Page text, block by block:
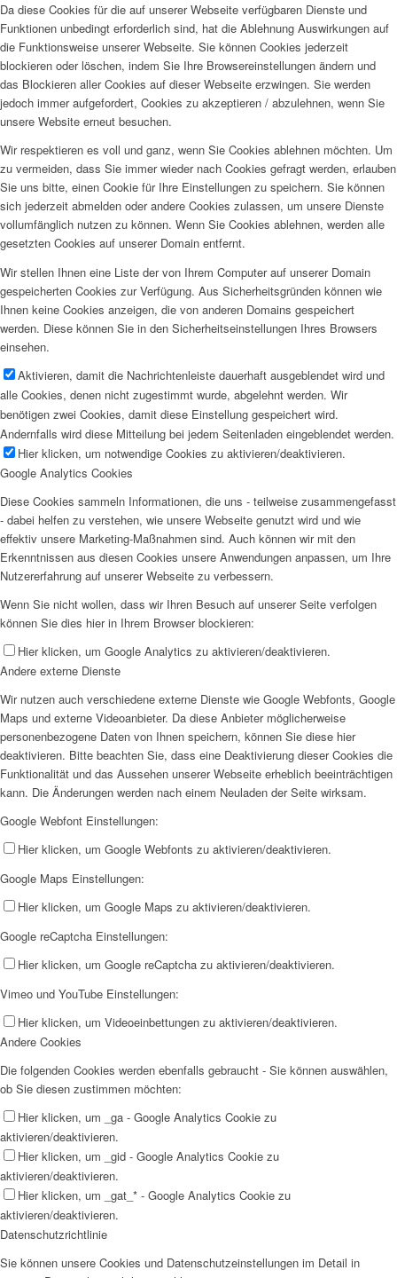
Da diese Cookies für die auf unserer Webseite verfügbaren Dienste und
Funktionen unbedingt erforderlich sind, hat die Ablehnung Auswirkungen auf
die Funktionsweise unserer Webseite. Sie können Cookies jederzeit
blockieren oder löschen, indem Sie Ihre Browsereinstellungen ändern und
das Blockieren aller Cookies auf dieser Webseite erzwingen. Sie werden
jedoch immer aufgefordert, Cookies zu akzeptieren / abzulehnen, wenn Sie
unsere Website erneut besuchen.
Wir respektieren es voll und ganz, wenn Sie Cookies ablehnen möchten. Um
zu vermeiden, dass Sie immer wieder nach Cookies gefragt werden, erlauben
Sie uns bitte, einen Cookie für Ihre Einstellungen zu speichern. Sie können
sich jederzeit abmelden oder andere Cookies zulassen, um unsere Dienste
vollumfänglich nutzen zu können. Wenn Sie Cookies ablehnen, werden alle
gesetzten Cookies auf unserer Domain entfernt.
Wir stellen Ihnen eine Liste der von Ihrem Computer auf unserer Domain
gespeicherten Cookies zur Verfügung. Aus Sicherheitsgründen können wie
Ihnen keine Cookies anzeigen, die von anderen Domains gespeichert
werden. Diese können Sie in den Sicherheitseinstellungen Ihres Browsers
einsehen.
Aktivieren, damit die Nachrichtenleiste dauerhaft ausgeblendet wird und
alle Cookies, denen nicht zugestimmt wurde, abgelehnt werden. Wir
benötigen zwei Cookies, damit diese Einstellung gespeichert wird.
Andernfalls wird diese Mitteilung bei jedem Seitenladen eingeblendet werden.
Hier klicken, um notwendige Cookies zu aktivieren/deaktivieren.
Google Analytics Cookies
Diese Cookies sammeln Informationen, die uns - teilweise zusammengefasst
- dabei helfen zu verstehen, wie unsere Webseite genutzt wird und wie
effektiv unsere Marketing-Maßnahmen sind. Auch können wir mit den
Erkenntnissen aus diesen Cookies unsere Anwendungen anpassen, um Ihre
Nutzererfahrung auf unserer Webseite zu verbessern.
Wenn Sie nicht wollen, dass wir Ihren Besuch auf unserer Seite verfolgen
können Sie dies hier in Ihrem Browser blockieren:
Hier klicken, um Google Analytics zu aktivieren/deaktivieren.
Andere externe Dienste
Wir nutzen auch verschiedene externe Dienste wie Google Webfonts, Google
Maps und externe Videoanbieter. Da diese Anbieter möglicherweise
personenbezogene Daten von Ihnen speichern, können Sie diese hier
deaktivieren. Bitte beachten Sie, dass eine Deaktivierung dieser Cookies die
Funktionalität und das Aussehen unserer Webseite erheblich beeinträchtigen
kann. Die Änderungen werden nach einem Neuladen der Seite wirksam.
Google Webfont Einstellungen:
Hier klicken, um Google Webfonts zu aktivieren/deaktivieren.
Google Maps Einstellungen:
Hier klicken, um Google Maps zu aktivieren/deaktivieren.
Google reCaptcha Einstellungen:
Hier klicken, um Google reCaptcha zu aktivieren/deaktivieren.
Vimeo und YouTube Einstellungen:
Hier klicken, um Videoeinbettungen zu aktivieren/deaktivieren.
Andere Cookies
Die folgenden Cookies werden ebenfalls gebraucht - Sie können auswählen,
ob Sie diesen zustimmen möchten:
Hier klicken, um _ga - Google Analytics Cookie zu
aktivieren/deaktivieren.
Hier klicken, um _gid - Google Analytics Cookie zu
aktivieren/deaktivieren.
Hier klicken, um _gat_* - Google Analytics Cookie zu
aktivieren/deaktivieren.
Datenschutzrichtlinie
Sie können unsere Cookies und Datenschutzeinstellungen im Detail in